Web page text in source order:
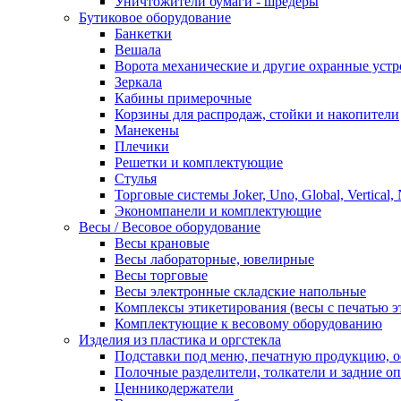
Бутиковое оборудование
Банкетки
Вешала
Ворота механические и другие охранные
Зеркала
Кабины примерочные
Корзины для распродаж, стойки и накопители
Манекены
Плечики
Решетки и комплектующие
Стулья
Торговые системы Joker, Uno, Global, Vertical,
Экономпанели и комплектующие
Весы / Весовое оборудование
Весы крановые
Весы лабораторные, ювелирные
Весы торговые
Весы электронные складские напольные
Комплексы этикетирования (весы с печатью
Комплектующие к весовому оборудованию
Изделия из пластика и оргстекла
Подставки под меню, печатную продукцию,
Полочные разделители, толкатели и задние
Ценникодержатели